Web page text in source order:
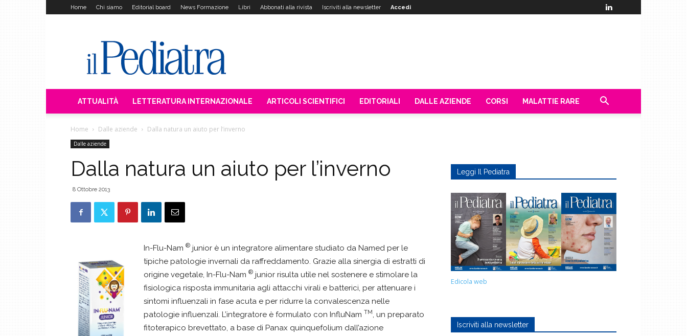
Home Chi siamo Editorial board News Formazione Libri Abbonati alla rivista Iscriviti alla newsletter Accedi
Pediatra
ATTUALITÀ LETTERATURA INTERNAZIONALE ARTICOLI SCIENTIFICI EDITORIALI DALLE AZIENDE CORSI MALATTIE RARE
Home Dalle aziende Dalla natura un aiuto per l’inverno
Dalle aziende
Dalla natura un aiuto per l’inverno
8 Ottobre 2013
In-Flu-Nam ® junior è un integratore alimentare studiato da Named per le
tipiche patologie invernali da raffreddamento. Grazie alla sinergia di estratti di
origine vegetale, In-Flu-Nam ® junior risulta utile nel sostenere e stimolare la
fisiologica risposta immunitaria agli attacchi virali e batterici, per attenuare i
sintomi influenzali in fase acuta e per ridurre la convalescenza nelle
patologie influenzali. L’integratore è formulato con InfluNam TM, un preparato
fitoterapico brevettato, a base di Panax quinquefolium dall’azione
Leggi Il Pediatra
Edicola web
Iscriviti alla newsletter